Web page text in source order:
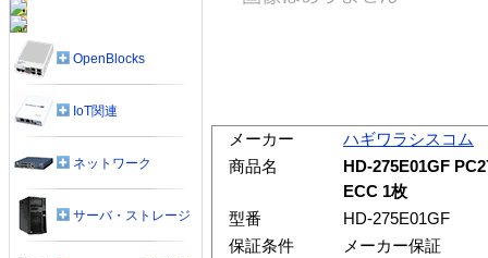
メーカー
ハギワラシスコム
商品名
HD-275E01GF
ECC 1枚
型番
HD-275E01GF
保証条件
メーカー保証
OpenBlocks
IoT関連
ネットワーク
サーバ・ストレージ